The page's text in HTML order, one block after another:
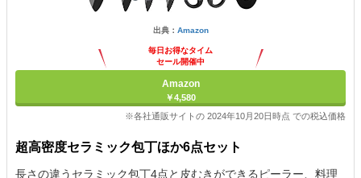
出典： Amazon
毎日お得なタイム
セール開催中
Amazon
￥4,580
※各社通販サイトの 2024年10月20日時点 での税込価格
超高密度セラミック包丁ほか6点セット
長さの違うセラミック包丁4点と皮むきができるピーラー、料理